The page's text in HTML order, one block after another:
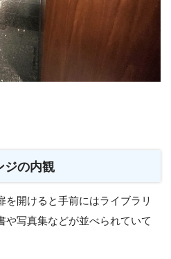
ジの内観
を開けると手前にはライブラリ
や写真集などが並べられていて